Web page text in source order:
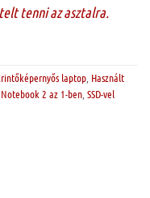
tenni az asztalra.
laptop Használt
Notebook 2 az 1-ben SSD-vel